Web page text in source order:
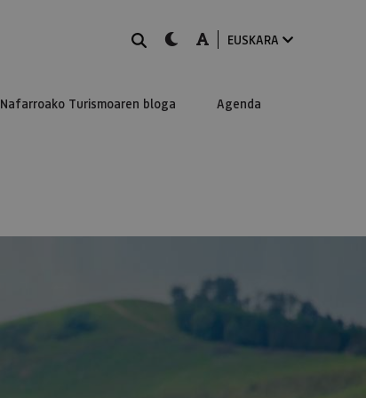
BILATUdark-mode
A-modeEUSKARA
Nafarroako Turismoaren bloga Agenda